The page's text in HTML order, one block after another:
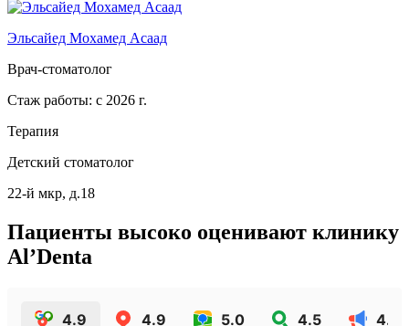
Эльсайед Мохамед Асаад
Врач-стоматолог
Стаж работы: с 2026 г.
Терапия
Детский стоматолог
22-й мкр, д.18
Пациенты высоко оценивают клинику
Al’Denta
4.9 4.9 5.0 4.5 4.2